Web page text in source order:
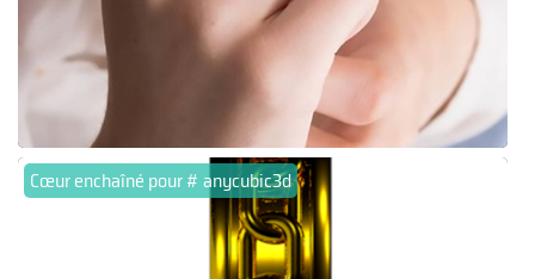
Cœur enchaîné pour # anycubic3d